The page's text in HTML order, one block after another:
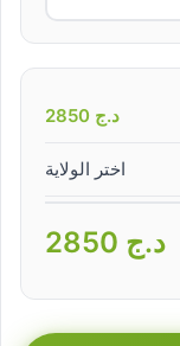
د.ج
اختر الولاية
د.ج